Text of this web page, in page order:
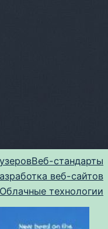
Веб-стандарты
веб-сайтов
Облачные технологии